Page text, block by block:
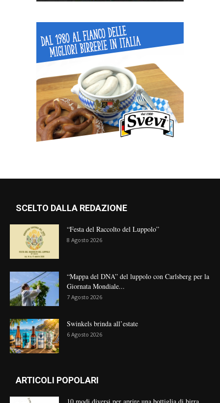
SCELTO DALLA REDAZIONE
“Festa del Raccolto del Luppolo”
8 Agosto 2026
“Mappa del DNA” del luppolo con Carlsberg per la
Giornata Mondiale...
7 Agosto 2026
Swinkels brinda all’estate
6 Agosto 2026
ARTICOLI POPOLARI